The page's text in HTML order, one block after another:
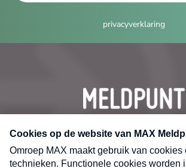
privacyverklaring
CONTACT